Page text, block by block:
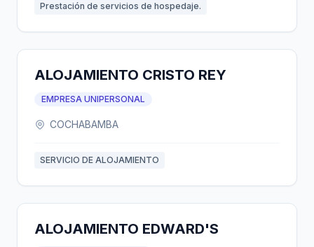
Prestación de servicios de hospedaje.
ALOJAMIENTO CRISTO REY
EMPRESA UNIPERSONAL
COCHABAMBA
SERVICIO DE ALOJAMIENTO
ALOJAMIENTO EDWARD'S